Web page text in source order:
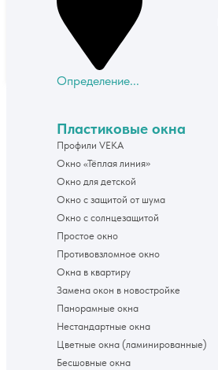
Определение...
Пластиковые окна
Профили VEKA
Окно «Тёплая линия»
Окно для детской
Окно с защитой от шума
Окно с солнцезащитой
Простое окно
Противовзломное окно
Окна в квартиру
Замена окон в новостройке
Панорамные окна
Нестандартные окна
Цветные окна (ламинированные)
Бесшовные окна